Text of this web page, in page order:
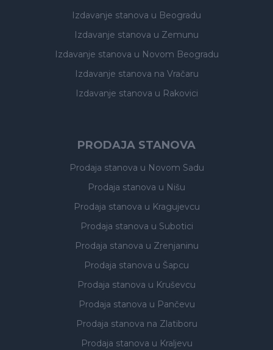
Izdavanje stanova u Beogradu
Izdavanje stanova u Zemunu
Izdavanje stanova u Novom Beogradu
Izdavanje stanova na Vračaru
Izdavanje stanova u Rakovici
PRODAJA STANOVA
Prodaja stanova u Novom Sadu
Prodaja stanova u Nišu
Prodaja stanova u Kragujevcu
Prodaja stanova u Subotici
Prodaja stanova u Zrenjaninu
Prodaja stanova u Šapcu
Prodaja stanova u Kruševcu
Prodaja stanova u Pančevu
Prodaja stanova na Zlatiboru
Prodaja stanova u Kraljevu